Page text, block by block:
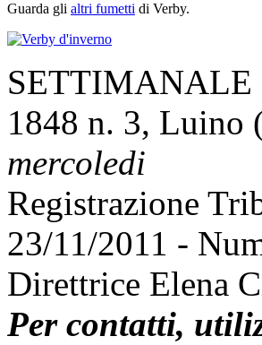
Guarda gli altri fumetti di Verby.
SETTIMANALE
1848 n. 3, Luino
mercoledi
Registrazione
23/11/2011 -
Direttrice Elena
Per contatti,